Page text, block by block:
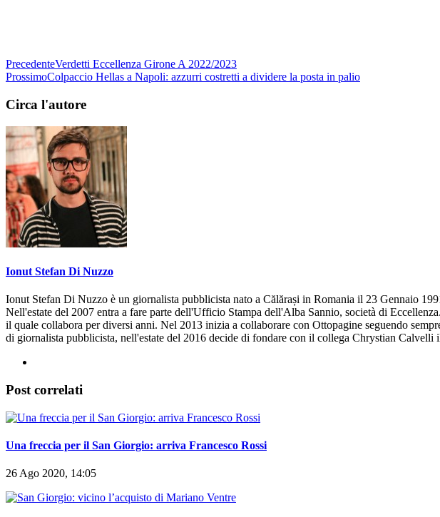
PrecedenteVerdetti Eccellenza Girone A 2022/2023
ProssimoColpaccio Hellas a Napoli: azzurri costretti a dividere la posta in palio
Circa l'autore
Ionut Stefan Di Nuzzo
Ionut Stefan Di Nuzzo è un giornalista pubblicista nato a Călărași in Romania il 23 Gennaio
Nell'estate del 2007 entra a fare parte dell'Ufficio Stampa dell'Alba Sannio, società di
il quale collabora per diversi anni. Nel 2013 inizia a collaborare con Ottopagine seguendo
di giornalista pubblicista, nell'estate del 2016 decide di fondare con il collega Chrystian
Post correlati
Una freccia per il San Giorgio: arriva Francesco Rossi
26 Ago 2020, 14:05